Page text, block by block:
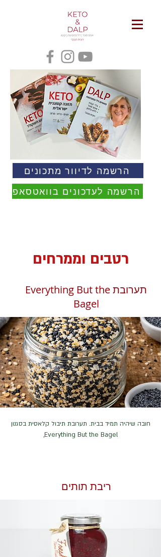
הרשמה לדיוור מתכונים
הרשמה לעדכונים בוואטסאפ
רטבים וממרחים
תערובת Everything But the
Bagel
חובה שיהיה תמיד בבית. תערובת תיבול קלאסית בסגנון
Everything But the Bagel,
ריבת תותים